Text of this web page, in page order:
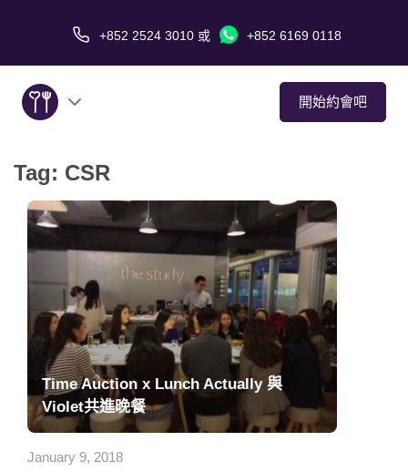
+852 2524 3010 或 +852 6169 0118
開始約會吧
關於我們
服務
傳媒報導
約會技巧
應用程式
聯絡我們
Tag: CSR
Time Auction x Lunch Actually 與
Violet共進晚餐
January 9, 2018